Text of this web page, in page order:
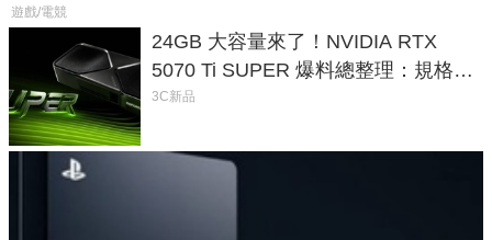
遊戲/電競
24GB 大容量來了！NVIDIA RTX
5070 Ti SUPER 爆料總整理：規格、
功耗、上市時間
3C新品